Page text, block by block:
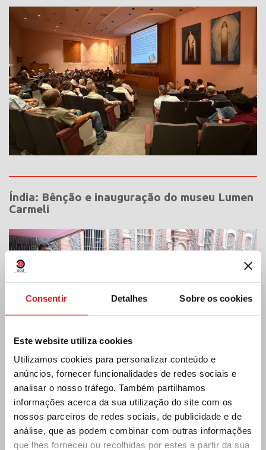
Consentir Detalhes Sobre os cookies
Este website utiliza cookies
Utilizamos cookies para personalizar conteúdo e
anúncios, fornecer funcionalidades de redes sociais e
analisar o nosso tráfego. Também partilhamos
informações acerca da sua utilização do site com os
nossos parceiros de redes sociais, de publicidade e de
análise, que as podem combinar com outras informações
que lhes forneceu ou recolhidas por estes a partir da sua
Índia: Bênção e inauguração do museu Lumen
Carmeli
Costa do Marfim: Duplo Jubileu de Prata